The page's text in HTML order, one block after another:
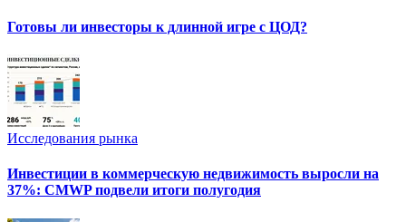
Готовы ли инвесторы к длинной игре с ЦОД?
Исследования рынка
Инвестиции в коммерческую недвижимость выросли на
37%: CMWP подвели итоги полугодия